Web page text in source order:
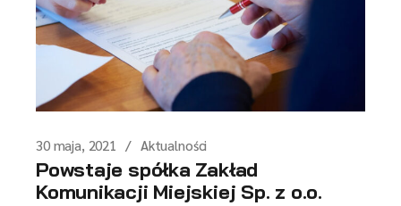
30 maja, 2021 Aktualności
Powstaje spółka Zakład
Komunikacji Miejskiej Sp. z o.o.